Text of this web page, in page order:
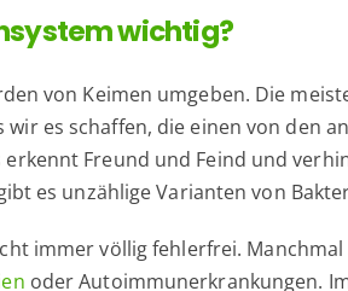
wichtig?
von Keimen umgeben. Die
es schaffen, die einen von den
Freund und Feind und
es unzählige Varianten von
immer völlig fehlerfrei.
oder Autoimmunerkrankungen.